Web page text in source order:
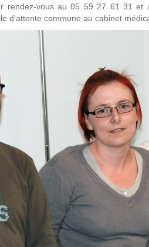
rendez-vous au 05 59 27 61 31 et
d'attente commune au cabinet